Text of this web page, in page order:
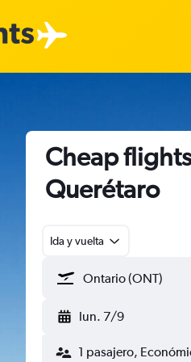
Cheap
Querétaro
Ida y vuelta
lun. 7/9
1 pasajero,